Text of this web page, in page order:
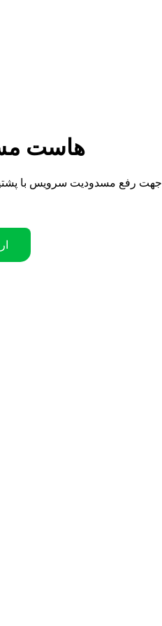
هاست
09044218115 .جهت رفع مسدودیت سرویس با